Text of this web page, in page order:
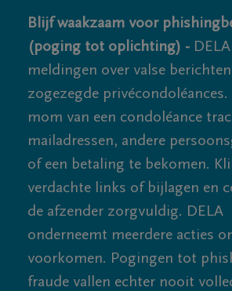
Blijf waakzaam voor
(poging tot oplichting) -
meldingen over valse
zogezegde
mom van een condoléance
mailadressen, andere
of een betaling te bekomen.
verdachte links of bijlagen en
de afzender zorgvuldig. DELA
onderneemt meerdere acties
voorkomen. Pogingen tot
fraude vallen echter nooit